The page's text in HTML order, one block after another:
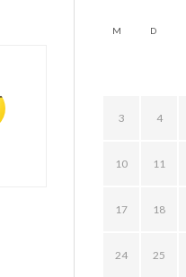
M D
3 4
10 11
17 18
24 25